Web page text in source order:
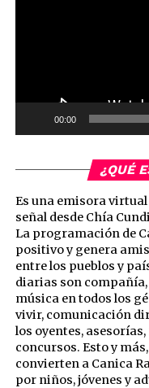
00:00
¿QUÉ
Es una emisora virtual
señal desde Chía
La programación de
positivo y genera
entre los pueblos y
diarias son
música en todos los
vivir, comunicación
los oyentes,
concursos. Esto y más,
convierten a Canica
por niños, jóvenes y